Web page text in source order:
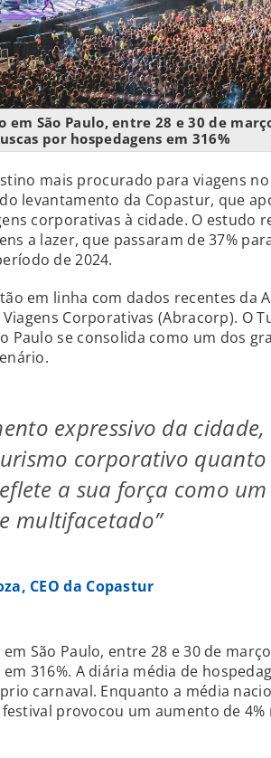
em São Paulo, entre 28 e 30 de
por hospedagens em 316%
mais procurado para viagens
levantamento da Copastur, que
corporativas à cidade. O estudo
a lazer, que passaram de 37%
de 2024.
em linha com dados recentes da
Corporativas (Abracorp). O
Paulo se consolida como um dos
expressivo da cidade,
corporativo
a sua força como
multifacetado”
CEO da Copastur
São Paulo, entre 28 e 30 de
316%. A diária média de
carnaval. Enquanto a média
provocou um aumento de 4%